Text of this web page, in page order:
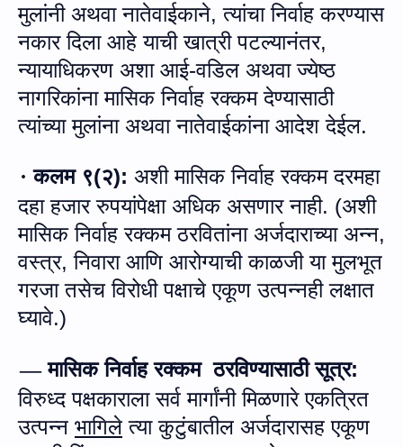
मुलांनी अथवा नातेवाईकाने,त्यांचा निर्वाह करण्यास
नकार दिला आहे याची खात्री पटल्यानंतर,
न्यायाधिकरण अशा आई-वडिल अथवा ज्येष्ठ
नागरिकांना मासिक निर्वाह रक्‍कम देण्यासाठी
त्यांच्या मुलांना अथवा नातेवाईकांना आदेश देईल.
· कलम ९(२): अशी मासिक निर्वाह रक्‍कम दरमहा
दहा हजार रुपयांपेक्षा अधिक असणार नाही. (अशी
मासिक निर्वाह रक्‍कम ठरवितांना अर्जदाराच्या अन्न,
वस्त्र,निवारा आणि आरोग्याची काळजी या मुलभूत
गरजा तसेच विरोधी पक्षाचे एकूण उत्पन्नही लक्षात
घ्यावे.)
— मासिक निर्वाह रक्‍कमठरविण्‍यासाठी सूत्र:
विरुध्द पक्षकाराला सर्व मार्गांनी मिळणारे एकत्रित
उत्पन्न भागिले त्या कुटुंबातील अर्जदारासह एकूण